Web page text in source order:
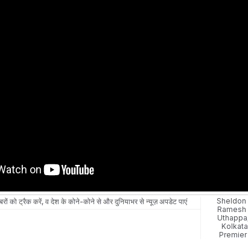
को ट्रैक करें, व देश के कोने-कोने से और दुनियाभर से न्यूज़ अपडेट पाएं
Sheldon
Uthappa